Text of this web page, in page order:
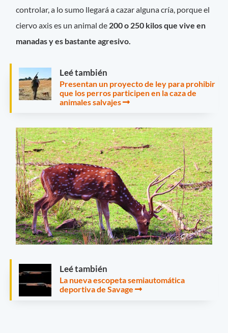
controlar, a lo sumo llegará a cazar alguna cría, porque el
ciervo axis es un animal de 200 o 250 kilos que vive en
manadas y es bastante agresivo.
Leé también
Presentan un proyecto de ley para prohibir
que los perros participen en la caza de
animales salvajes
Leé también
La nueva escopeta semiautomática
deportiva de Savage